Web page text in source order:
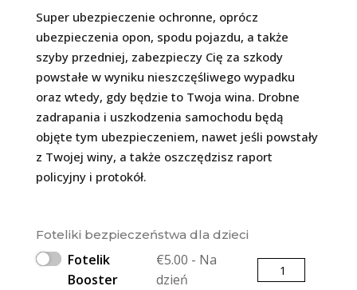
Super ubezpieczenie ochronne, oprócz
ubezpieczenia opon, spodu pojazdu, a także
szyby przedniej, zabezpieczy Cię za szkody
powstałe w wyniku nieszczęśliwego wypadku
oraz wtedy, gdy będzie to Twoja wina. Drobne
zadrapania i uszkodzenia samochodu będą
objęte tym ubezpieczeniem, nawet jeśli powstały
z Twojej winy, a także oszczędzisz raport
policyjny i protokół.
Foteliki bezpieczeństwa dla dzieci
Fotelik
Booster
€5.00 - Na
dzień
Ilość